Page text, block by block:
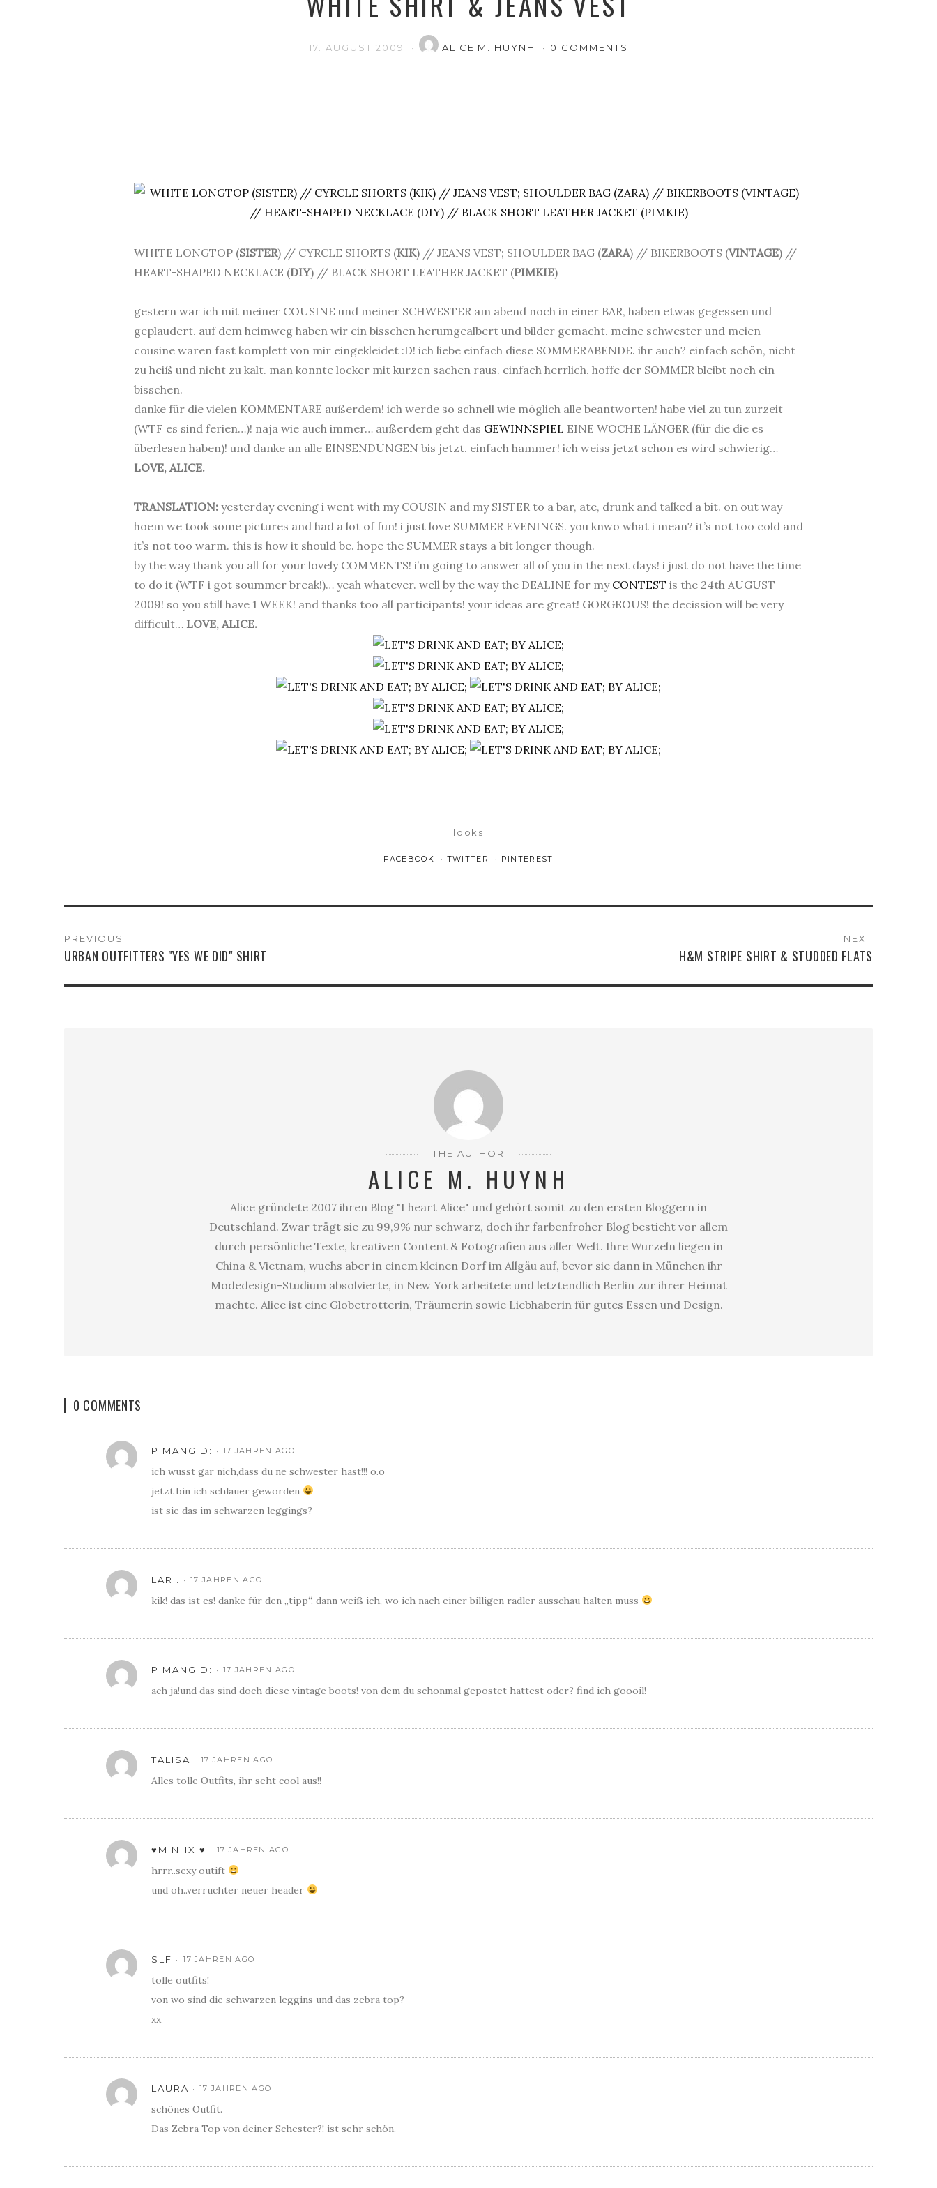
17. AUGUST 2009 ALICE M. HUYNH 0 COMMENTS
WHITE LONGTOP (SISTER) // CYRCLE SHORTS (KIK) // JEANS VEST; SHOULDER BAG (ZARA) // BIKERBOOTS (VINTAGE) //
HEART-SHAPED NECKLACE (DIY) // BLACK SHORT LEATHER JACKET (PIMKIE)
gestern war ich mit meiner COUSINE und meiner SCHWESTER am abend noch in einer BAR, haben etwas gegessen und
geplaudert. auf dem heimweg haben wir ein bisschen herumgealbert und bilder gemacht. meine schwester und meien
cousine waren fast komplett von mir eingekleidet :D! ich liebe einfach diese SOMMERABENDE. ihr auch? einfach schön, nicht
zu heiß und nicht zu kalt. man konnte locker mit kurzen sachen raus. einfach herrlich. hoffe der SOMMER bleibt noch ein
bisschen.
danke für die vielen KOMMENTARE außerdem! ich werde so schnell wie möglich alle beantworten! habe viel zu tun zurzeit
(WTF es sind ferien…)! naja wie auch immer… außerdem geht das GEWINNSPIEL EINE WOCHE LÄNGER (für die die es
überlesen haben)! und danke an alle EINSENDUNGEN bis jetzt. einfach hammer! ich weiss jetzt schon es wird schwierig…
LOVE, ALICE.
TRANSLATION: yesterday evening i went with my COUSIN and my SISTER to a bar, ate, drunk and talked a bit. on out way
hoem we took some pictures and had a lot of fun! i just love SUMMER EVENINGS. you knwo what i mean? it’s not too cold and
it’s not too warm. this is how it should be. hope the SUMMER stays a bit longer though.
by the way thank you all for your lovely COMMENTS! i’m going to answer all of you in the next days! i just do not have the time
to do it (WTF i got soummer break!)… yeah whatever. well by the way the DEALINE for my CONTEST is the 24th AUGUST
2009! so you still have 1 WEEK! and thanks too all participants! your ideas are great! GORGEOUS! the decission will be very
difficult… LOVE, ALICE.
looks
FACEBOOK TWITTER PINTEREST
PREVIOUS
URBAN OUTFITTERS "YES WE DID" SHIRT
NEXT
H&M STRIPE SHIRT & STUDDED FLATS
THE AUTHOR
ALICE M. HUYNH
Alice gründete 2007 ihren Blog "I heart Alice" und gehört somit zu den ersten Bloggern in
Deutschland. Zwar trägt sie zu 99,9% nur schwarz, doch ihr farbenfroher Blog besticht vor allem
durch persönliche Texte, kreativen Content & Fotografien aus aller Welt. Ihre Wurzeln liegen in
China & Vietnam, wuchs aber in einem kleinen Dorf im Allgäu auf, bevor sie dann in München ihr
Modedesign-Studium absolvierte, in New York arbeitete und letztendlich Berlin zur ihrer Heimat
machte. Alice ist eine Globetrotterin, Träumerin sowie Liebhaberin für gutes Essen und Design.
0 COMMENTS
PIMANG D: 17 JAHREN AGO
ich wusst gar nich,dass du ne schwester hast!!! o.o
jetzt bin ich schlauer geworden
ist sie das im schwarzen leggings?
LARI. 17 JAHREN AGO
kik! das ist es! danke für den „tipp“. dann weiß ich, wo ich nach einer billigen radler ausschau halten muss
PIMANG D: 17 JAHREN AGO
ach ja!und das sind doch diese vintage boots! von dem du schonmal gepostet hattest oder? find ich goooil!
TALISA 17 JAHREN AGO
Alles tolle Outfits, ihr seht cool aus!!
♥MINHXI♥ 17 JAHREN AGO
hrrr..sexy outift
und oh..verruchter neuer header
SLF 17 JAHREN AGO
tolle outfits!
von wo sind die schwarzen leggins und das zebra top?
xx
LAURA 17 JAHREN AGO
schönes Outfit.
Das Zebra Top von deiner Schester?! ist sehr schön.